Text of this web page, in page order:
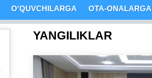
O'QUVCHILARGA OTA-ONALARGA
YANGILIKLAR